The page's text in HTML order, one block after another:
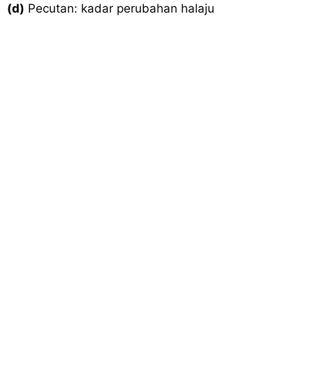
(d) Pecutan: kadar perubahan halaju